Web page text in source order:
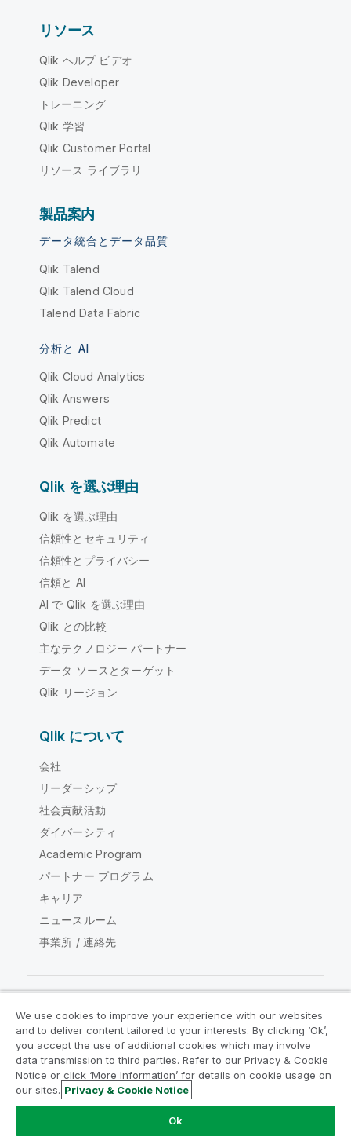
リソース
Qlik ヘルプ ビデオ
Qlik Developer
トレーニング
Qlik 学習
Qlik Customer Portal
リソース ライブラリ
製品案内
データ統合とデータ品質
Qlik Talend
Qlik Talend Cloud
Talend Data Fabric
分析と AI
Qlik Cloud Analytics
Qlik Answers
Qlik Predict
Qlik Automate
Qlik を選ぶ理由
Qlik を選ぶ理由
信頼性とセキュリティ
信頼性とプライバシー
信頼と AI
AI で Qlik を選ぶ理由
Qlik との比較
主なテクノロジー パートナー
データ ソースとターゲット
Qlik リージョン
Qlik について
会社
リーダーシップ
社会貢献活動
ダイバーシティ
Academic Program
パートナー プログラム
キャリア
ニュースルーム
事業所 / 連絡先
Qlik コミュニティ
法的契約 製品規約
Legal Policies
リーガルポリシー
利用規約
Do Not Share My Info
Copyright © 1993-2026 QlikTech International AB.無断複写・
We use cookies to improve your experience with our websites
and to deliver content tailored to your interests. By clicking ‘Ok’,
you accept the use of additional cookies which may involve
data transmission to third parties. Refer to our Privacy & Cookie
Notice or click ‘More Information’ for details on cookie usage on
our sites. Privacy & Cookie Notice
Ok